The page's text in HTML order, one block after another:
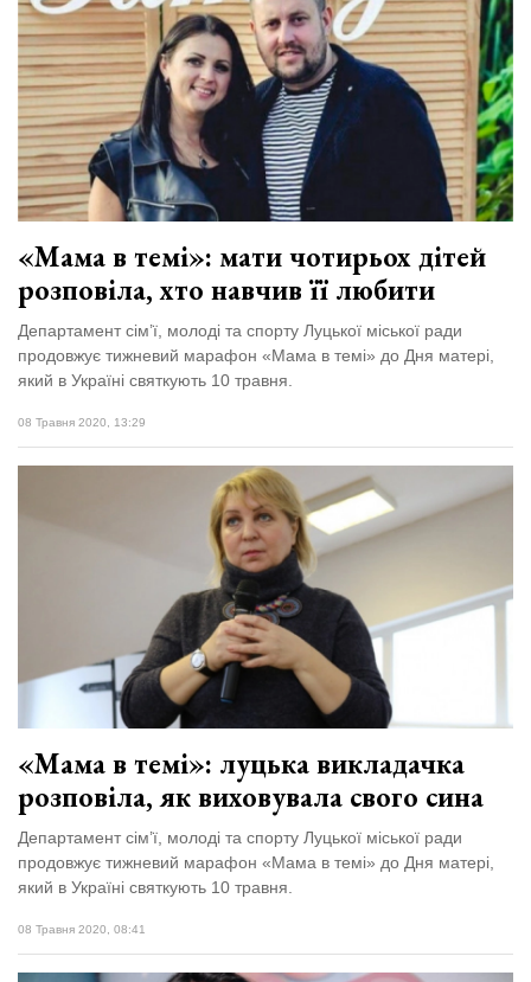
«Мама в темі»: мати чотирьох дітей
розповіла, хто навчив її любити
Департамент сім’ї, молоді та спорту Луцької міської ради
продовжує тижневий марафон «Мама в темі» до Дня матері,
який в Україні святкують 10 травня.
08 Травня 2020, 13:29
«Мама в темі»: луцька викладачка
розповіла, як виховувала свого сина
Департамент сім’ї, молоді та спорту Луцької міської ради
продовжує тижневий марафон «Мама в темі» до Дня матері,
який в Україні святкують 10 травня.
08 Травня 2020, 08:41